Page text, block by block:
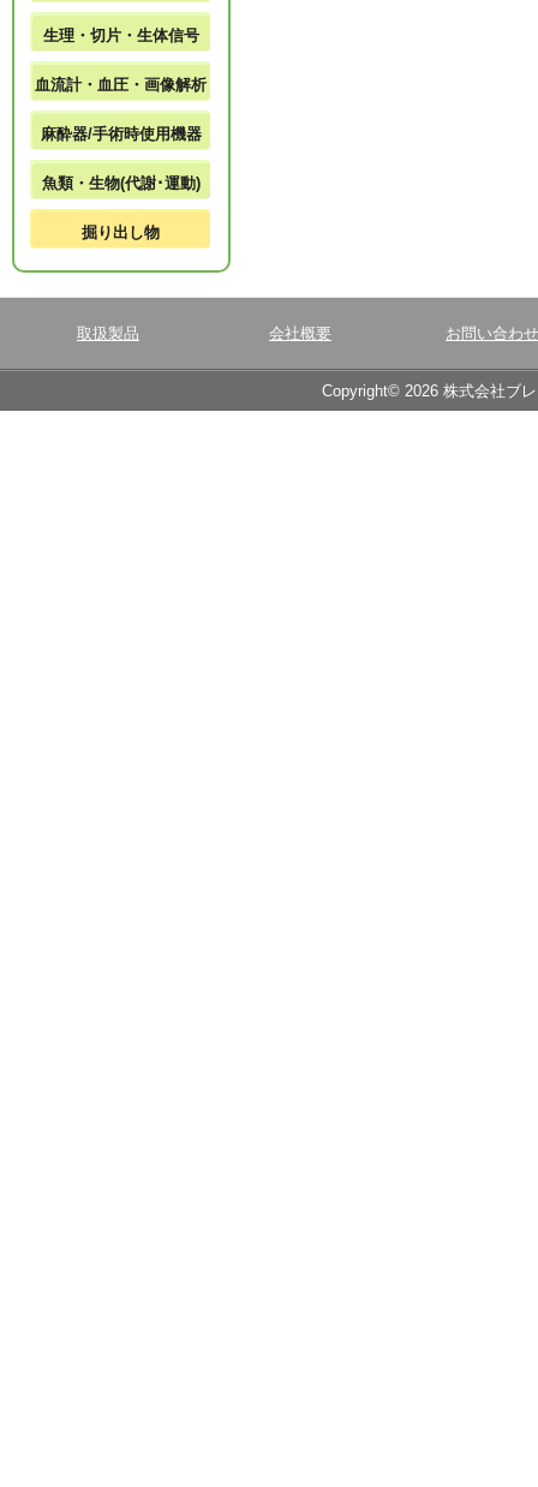
生理・切片・生体信号
血流計・血圧・画像解析
麻酔器/手術時使用機器
魚類・生物(代謝･運動)
掘り出し物
取扱製品 会社概要 お問い合わせ
Copyright© 2026 株式会社ブ